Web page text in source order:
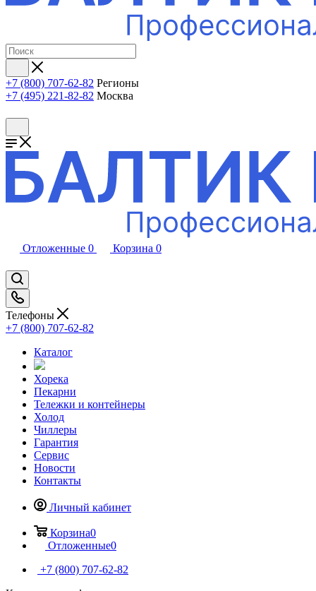
+7 (800) 707-62-82 Регионы
+7 (495) 221-82-82 Москва
Отложенные 0 Корзина 0
Телефоны
+7 (800) 707-62-82
Каталог
Хорека
Пекарни
Тележки и контейнеры
Холод
Чиллеры
Гарантия
Сервис
Новости
Контакты
Личный кабинет
Корзина0
Отложенные0
+7 (800) 707-62-82